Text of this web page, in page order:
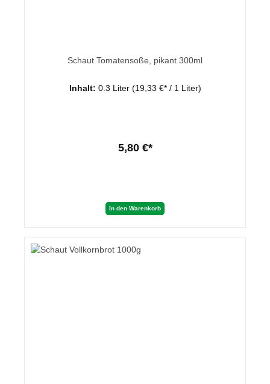
Schaut Tomatensoße, pikant 300ml
Inhalt: 0.3 Liter (19,33 €* / 1 Liter)
5,80 €*
In den Warenkorb